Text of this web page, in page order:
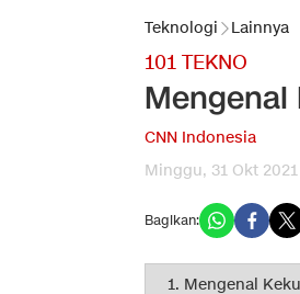
Teknologi Lainnya
101 TEKNO
Mengenal
CNN Indonesia
Minggu, 31 Okt 2021
Bagikan: